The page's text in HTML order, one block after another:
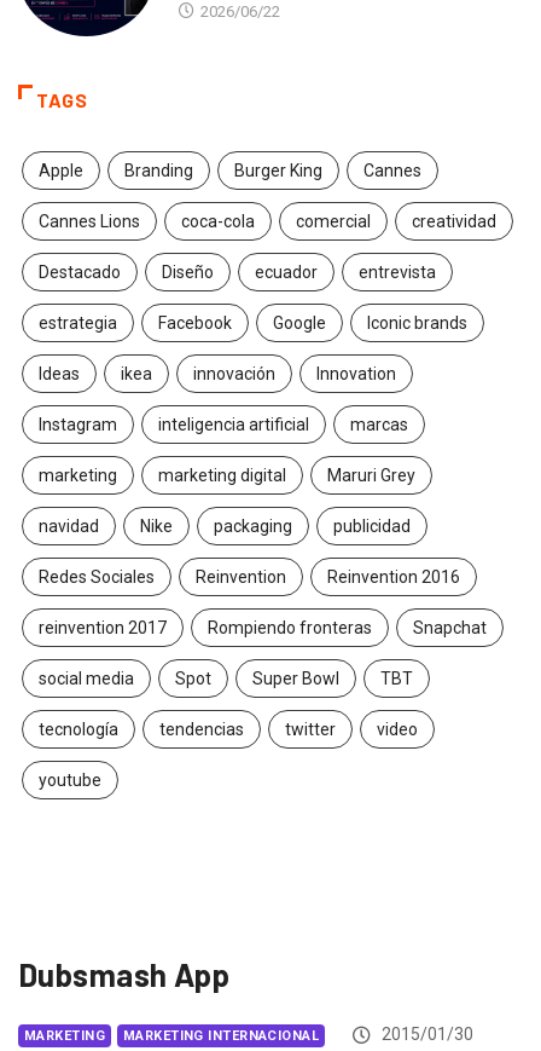
2026/06/22
TAGS
Apple Branding Burger King Cannes
Cannes Lions coca-cola comercial creatividad
Destacado Diseño ecuador entrevista
estrategia Facebook Google Iconic brands
Ideas ikea innovación Innovation
Instagram inteligencia artificial marcas
marketing marketing digital Maruri Grey
navidad Nike packaging publicidad
Redes Sociales Reinvention Reinvention 2016
reinvention 2017 Rompiendo fronteras Snapchat
social media Spot Super Bowl TBT
tecnología tendencias twitter video
youtube
Dubsmash App
MARKETING MARKETING INTERNACIONAL 2015/01/30